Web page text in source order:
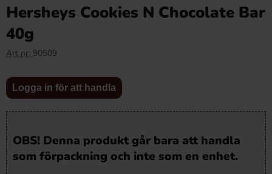
Hersheys Cookies N Chocolate Bar
40g
Art nr: 90509
Logga in för att handla
OBS! Denna produkt går bara att handla
som förpackning och inte som en enhet.